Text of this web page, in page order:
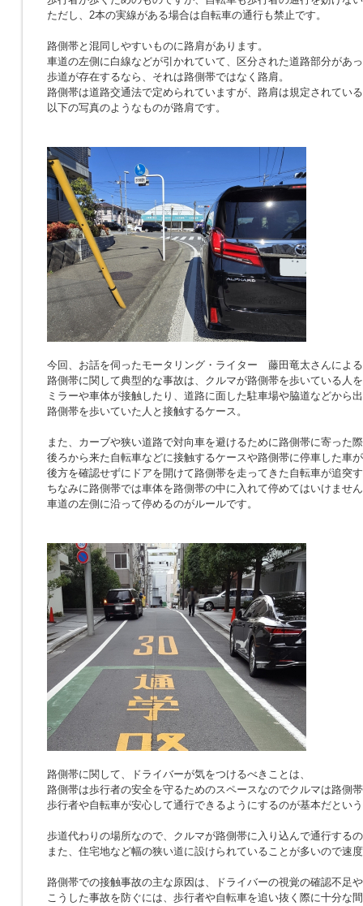
ただし、2本の実線がある場合は自転車の通行も禁止です。
路側帯と混同しやすいものに路肩があります。
車道の左側に白線などが引かれていて、区分された道路部分があ
歩道が存在するなら、それは路側帯ではなく路肩。
路側帯は道路交通法で定められていますが、路肩は規定されてい
以下の写真のようなものが路肩です。
今回、お話を伺ったモータリング・ライター 藤田竜太さんによ
路側帯に関して典型的な事故は、クルマが路側帯を歩いている人
ミラーや車体が接触したり、道路に面した駐車場や脇道などから
路側帯を歩いていた人と接触するケース。
また、カーブや狭い道路で対向車を避けるために路側帯に寄った
後ろから来た自転車などに接触するケースや路側帯に停車した車
後方を確認せずにドアを開けて路側帯を走ってきた自転車が追突
ちなみに路側帯では車体を路側帯の中に入れて停めてはいけませ
車道の左側に沿って停めるのがルールです。
路側帯に関して、ドライバーが気をつけるべきことは、
路側帯は歩行者の安全を守るためのスペースなのでクルマは路側
歩行者や自転車が安心して通行できるようにするのが基本だとい
歩道代わりの場所なので、クルマが路側帯に入り込んで通行する
また、住宅地など幅の狭い道に設けられていることが多いので速
路側帯での接触事故の主な原因は、ドライバーの視覚の確認不足
こうした事故を防ぐには、歩行者や自転車を追い抜く際に十分な